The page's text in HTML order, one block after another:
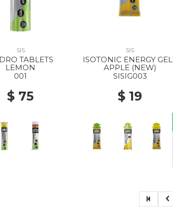
SIS
TABLETS
LEMON
001
$ 75
SIS
ISOTONIC ENERGY
APPLE (NEW)
SISIG003
$ 19